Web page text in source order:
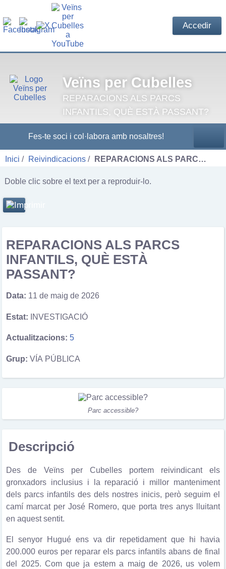
Accedir
Veïns per Cubelles
REPARACIONS ALS PARCS
INFANTILS, QUÈ ESTÀ PASSANT?
Fes-te soci i col·labora amb nosaltres!
Inici Reivindicacions REPARACIONS ALS PARC…
Doble clic sobre el text per a reproduir-lo.
REPARACIONS ALS PARCS
INFANTILS, QUÈ ESTÀ
PASSANT?
Data: 11 de maig de 2026
Estat: INVESTIGACIÓ
Actualitzacions: 5
Grup: VÍA PÚBLICA
Parc accessible?
Descripció
Des de Veïns per Cubelles portem reivindicant els
gronxadors inclusius i la reparació i millor manteniment
dels parcs infantils des dels nostres inicis, però seguim el
camí marcat per José Romero, que porta tres anys lluitant
en aquest sentit.
El senyor Hugué ens va dir repetidament que hi havia
200.000 euros per reparar els parcs infantils abans de final
del 2025. Com que ja estem a maig de 2026, us volem